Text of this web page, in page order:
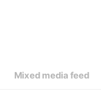
Mixed media feed